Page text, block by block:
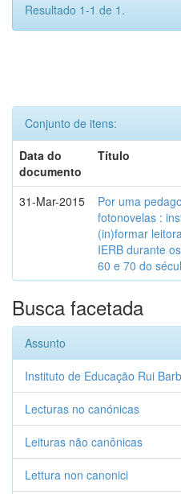
Resultado 1-1 de 1.
Conjunto de itens:
Data do
documento
Título
31-Mar-2015
Por uma
fotonovelas :
(in)formar
IERB durante
60 e 70 do
Busca facetada
Assunto
Instituto de Educação Rui
Lecturas no canónicas
Leituras não canônicas
Lettura non canonici